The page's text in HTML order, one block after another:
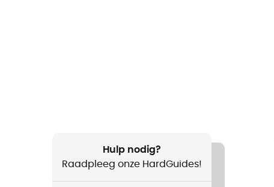
Hulp nodig?
Raadpleeg onze HardGuides!